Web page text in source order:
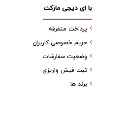
با ای دیجی مارکت
پرداخت متفرقه
حریم خصوصی کاربران
وضعیت سفارشات
ثبت فیش واریزی
برند ها